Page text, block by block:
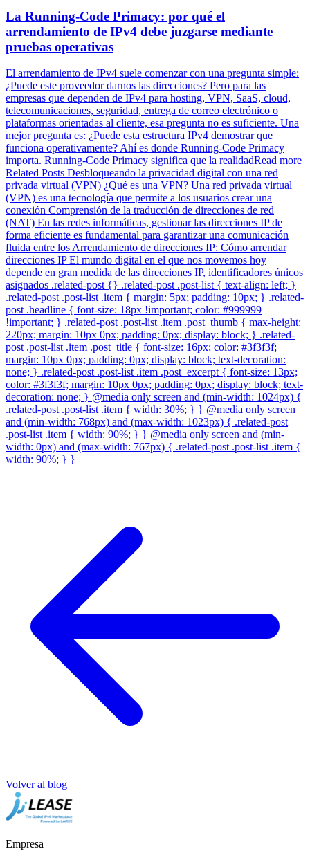
La Running-Code Primacy: por qué el
arrendamiento de IPv4 debe juzgarse mediante
pruebas operativas
El arrendamiento de IPv4 suele comenzar con una pregunta simple:
¿Puede este proveedor darnos las direcciones? Pero para las
empresas que dependen de IPv4 para hosting, VPN, SaaS, cloud,
telecomunicaciones, seguridad, entrega de correo electrónico o
plataformas orientadas al cliente, esa pregunta no es suficiente. Una
mejor pregunta es: ¿Puede esta estructura IPv4 demostrar que
funciona operativamente? Ahí es donde Running-Code Primacy
importa. Running-Code Primacy significa que la realidadRead more
Related Posts Desbloqueando la privacidad digital con una red
privada virtual (VPN) ¿Qué es una VPN? Una red privada virtual
(VPN) es una tecnología que permite a los usuarios crear una
conexión Comprensión de la traducción de direcciones de red
(NAT) En las redes informáticas, gestionar las direcciones IP de
forma eficiente es fundamental para garantizar una comunicación
fluida entre los Arrendamiento de direcciones IP: Cómo arrendar
direcciones IP El mundo digital en el que nos movemos hoy
depende en gran medida de las direcciones IP, identificadores únicos
asignados .related-post {} .related-post .post-list { text-align: left; }
.related-post .post-list .item { margin: 5px; padding: 10px; } .related-
post .headline { font-size: 18px !important; color: #999999
!important; } .related-post .post-list .item .post_thumb { max-height:
220px; margin: 10px 0px; padding: 0px; display: block; } .related-
post .post-list .item .post_title { font-size: 16px; color: #3f3f3f;
margin: 10px 0px; padding: 0px; display: block; text-decoration:
none; } .related-post .post-list .item .post_excerpt { font-size: 13px;
color: #3f3f3f; margin: 10px 0px; padding: 0px; display: block; text-
decoration: none; } @media only screen and (min-width: 1024px) {
.related-post .post-list .item { width: 30%; } } @media only screen
and (min-width: 768px) and (max-width: 1023px) { .related-post
.post-list .item { width: 90%; } } @media only screen and (min-
width: 0px) and (max-width: 767px) { .related-post .post-list .item {
width: 90%; } }
Volver al blog
Empresa